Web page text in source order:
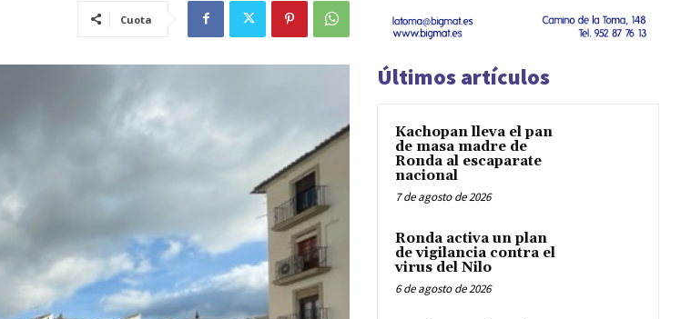
Cuota
Últimos artículos
Kachopan lleva el pan
de masa madre de
Ronda al escaparate
nacional
7 de agosto de 2026
Ronda activa un plan
de vigilancia contra el
virus del Nilo
6 de agosto de 2026